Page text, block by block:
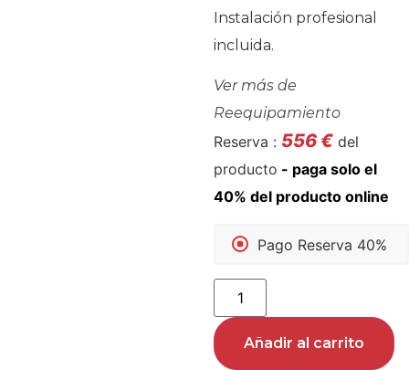
Instalación profesional
incluida.
Ver más de
Reequipamiento
Reserva : 556€ del
producto
Pago Reserva 40%
Añadir al carrito